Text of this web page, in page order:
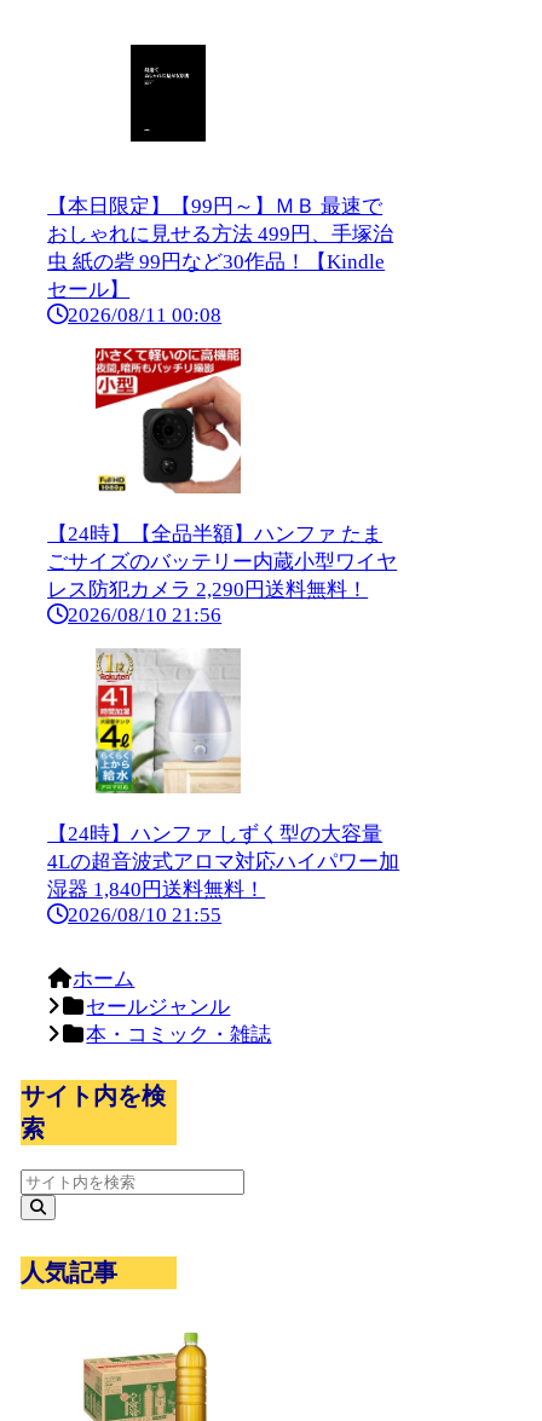
【本日限定】【99円～】ＭＢ 最速で
おしゃれに見せる方法 499円、手塚治
虫 紙の砦 99円など30作品！【Kindle
セール】
2026/08/11 00:08
【24時】【全品半額】ハンファ たま
ごサイズのバッテリー内蔵小型ワイヤ
レス防犯カメラ 2,290円送料無料！
2026/08/10 21:56
【24時】ハンファ しずく型の大容量
4Lの超音波式アロマ対応ハイパワー加
湿器 1,840円送料無料！
2026/08/10 21:55
ホーム
セールジャンル
本・コミック・雑誌
サイト内を検
索
人気記事